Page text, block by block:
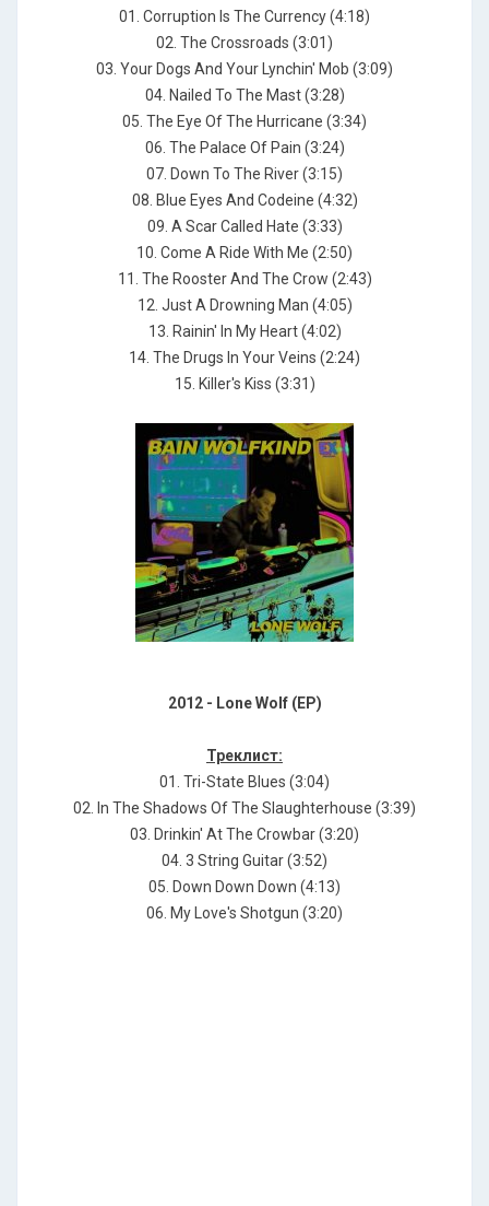
01. Corruption Is The Currency (4:18)
02. The Crossroads (3:01)
03. Your Dogs And Your Lynchin' Mob (3:09)
04. Nailed To The Mast (3:28)
05. The Eye Of The Hurricane (3:34)
06. The Palace Of Pain (3:24)
07. Down To The River (3:15)
08. Blue Eyes And Codeine (4:32)
09. A Scar Called Hate (3:33)
10. Come A Ride With Me (2:50)
11. The Rooster And The Crow (2:43)
12. Just A Drowning Man (4:05)
13. Rainin' In My Heart (4:02)
14. The Drugs In Your Veins (2:24)
15. Killer's Kiss (3:31)
2012 - Lone Wolf (EP)
Треклист:
01. Tri-State Blues (3:04)
02. In The Shadows Of The Slaughterhouse (3:39)
03. Drinkin' At The Crowbar (3:20)
04. 3 String Guitar (3:52)
05. Down Down Down (4:13)
06. My Love's Shotgun (3:20)